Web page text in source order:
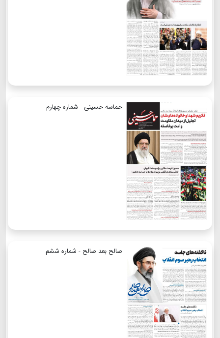
حماسه حسینی - شماره چهارم
صالح بعد صالح - شماره ششم